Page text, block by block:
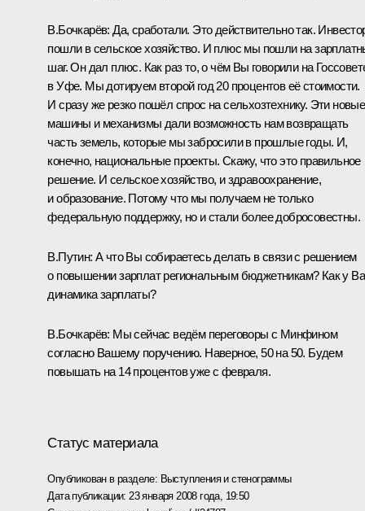
В.Бочкарёв: Да, сработали. Это действительно так.
пошли в сельское хозяйство. И плюс мы пошли на
шаг. Он дал плюс. Как раз то, о чём Вы говорили на
в Уфе. Мы дотируем второй год 20 процентов её стоимости.
И сразу же резко пошёл спрос на сельхозтехнику. Эти новые
машины и механизмы дали возможность нам возвращать
часть земель, которые мы забросили в прошлые годы. И,
конечно, национальные проекты. Скажу, что это правильное
решение. И сельское хозяйство, и здравоохранение,
и образование. Потому что мы получаем не только
федеральную поддержку, но и стали более добросовестны.
В.Путин: А что Вы собираетесь делать в связи с решением
о повышении зарплат региональным бюджетникам? Как у
динамика зарплаты?
В.Бочкарёв: Мы сейчас ведём переговоры с Минфином
согласно Вашему поручению. Наверное, 50 на 50. Будем
повышать на 14 процентов уже с февраля.
Статус материала
Опубликован в разделе: Выступления и стенограммы
Дата публикации: 23 января 2008 года, 19:50